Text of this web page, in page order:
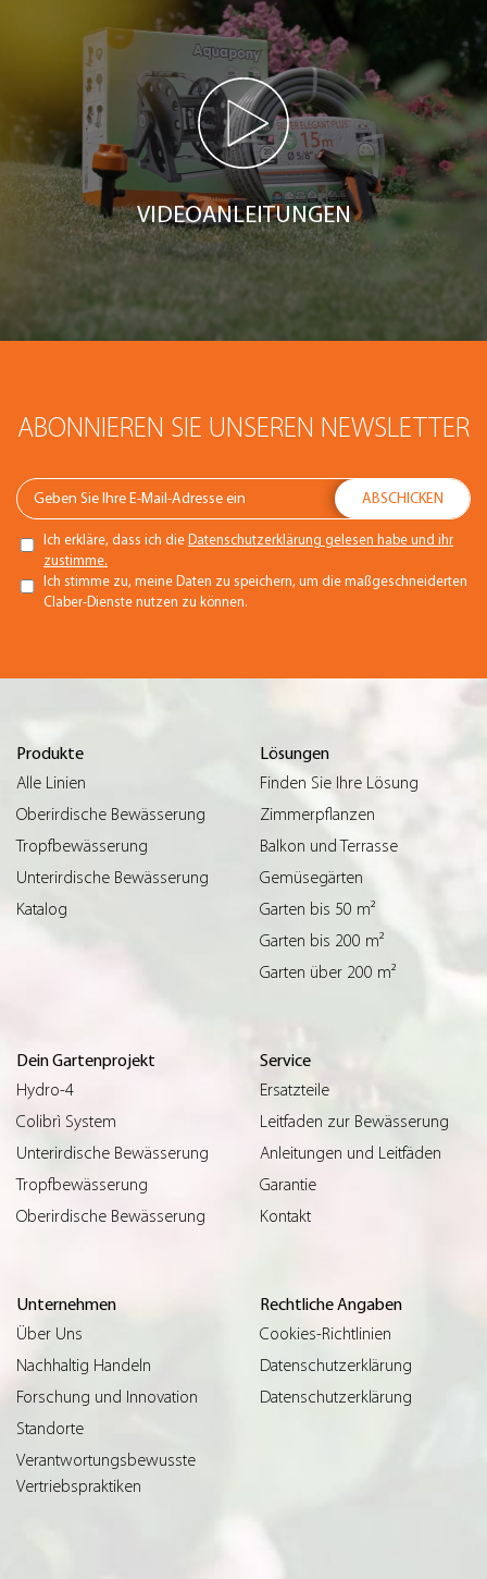
VIDEOANLEITUNGEN
ABONNIEREN SIE UNSEREN NEWSLETTER
Ich erkläre, dass ich die Datenschutzerklärung gelesen habe und ihr
zustimme.
Ich stimme zu, meine Daten zu speichern, um die maßgeschneiderten
Claber-Dienste nutzen zu können.
Produkte
Alle Linien
Oberirdische Bewässerung
Tropfbewässerung
Unterirdische Bewässerung
Katalog
Lösungen
Finden Sie Ihre Lösung
Zimmerpflanzen
Balkon und Terrasse
Gemüsegärten
Garten bis 50 m²
Garten bis 200 m²
Garten über 200 m²
Dein Gartenprojekt
Hydro-4
Colibrì System
Unterirdische Bewässerung
Tropfbewässerung
Oberirdische Bewässerung
Service
Ersatzteile
Leitfaden zur Bewässerung
Anleitungen und Leitfäden
Garantie
Kontakt
Unternehmen
Über Uns
Nachhaltig Handeln
Forschung und Innovation
Standorte
Verantwortungsbewusste
Vertriebspraktiken
Rechtliche Angaben
Cookies-Richtlinien
Datenschutzerklärung
Datenschutzerklärung